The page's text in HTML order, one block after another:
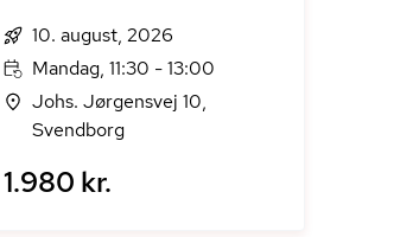
10. august, 2026
Mandag, 11:30 - 13:00
Johs. Jørgensvej 10,
Svendborg
1.980 kr.